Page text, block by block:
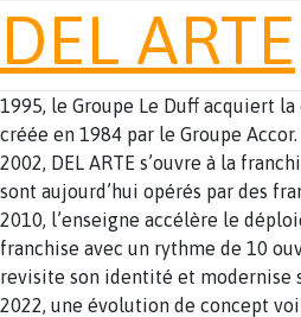
DEL ARTE
1995, le Groupe Le Duff acquiert la
créée en 1984 par le Groupe Accor.
2002, DEL ARTE s’ouvre à la
sont aujourd’hui opérés par des
2010, l’enseigne accélère le
franchise avec un rythme de 10
revisite son identité et modernise
2022, une évolution de concept